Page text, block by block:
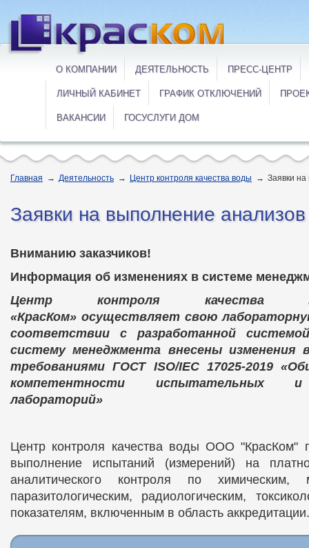
О КОМПАНИИ ДЕЯТЕЛЬНОСТЬ ПРЕСС-ЦЕНТР
ЛИЧНЫЙ КАБИНЕТ ГРАФИК ОТКЛЮЧЕНИЙ
ВАКАНСИИ ГОСУСЛУГИ ДОМ
Главная → Деятельность → Центр контроля качества воды → Заявки
Заявки на выполнение
Вниманию заказчиков!
Информация об изменениях в системе
Центр контроля качества
«КрасКом» осуществляет свою
соответствии с разработанной
систему менеджмента внесены изменения
требованиями ГОСТ ISO/IEC 17025-2019
компетентности испытательных и
лабораторий»
Центр контроля качества воды ООО "КрасКом"
выполнение испытаний (измерений) на
аналитического контроля по химическим,
паразитологическим, радиологическим,
показателям, включенным в область аккредитации.